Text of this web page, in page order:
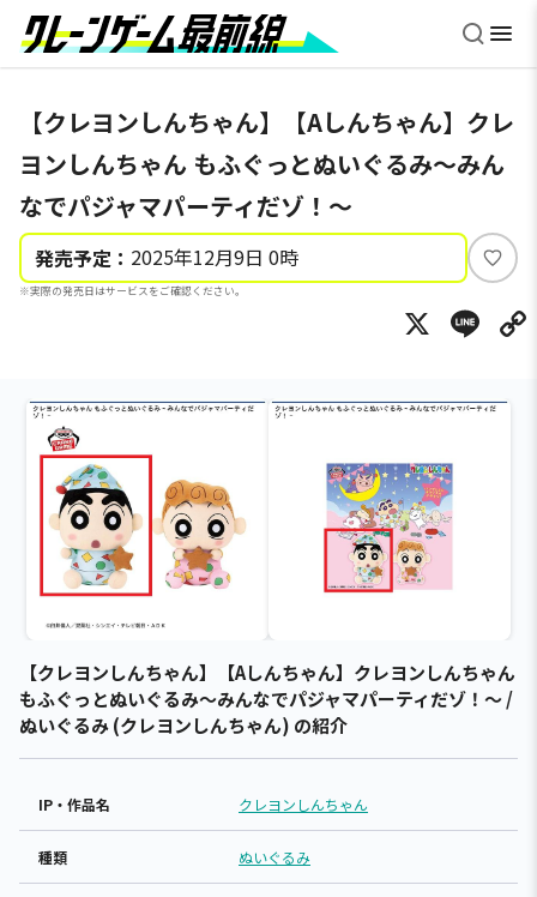
【クレヨンしんちゃん】【Aしんちゃん】クレ
ヨンしんちゃん もふぐっとぬいぐるみ～みん
なでパジャマパーティだゾ！～
発売予定： 2025年12月9日 0時
※実際の発売日はサービスをご確認ください。
い
ね
X
【クレヨンしんちゃん】【Aしんちゃん】クレヨンしんちゃん
もふぐっとぬいぐるみ～みんなでパジャマパーティだゾ！～ /
ぬいぐるみ (クレヨンしんちゃん) の紹介
IP・作品名 クレヨンしんちゃん
種類 ぬいぐるみ